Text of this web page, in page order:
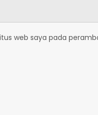
web saya pada